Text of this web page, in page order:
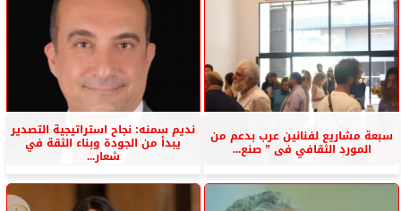
سبعة مشاريع لفنانين عرب بدعم من
المورد الثقافي فى ” صنع...
نديم سمنه: نجاح استراتيجية التصدير
يبدأ من الجودة وبناء الثقة في
شعار...